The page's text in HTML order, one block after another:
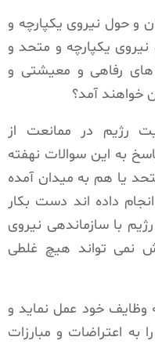
و حول نیروی یکپارچه و
یکپارچه و متحد و
های رفاهی و معیشتی و
خواهند آمد؟
رژیم در ممانعت از
به این سوالات نهفته
یا هم به میدان آمده
داده اند دست بکار
با سازماندهی نیروی
نمی تواند هیچ غلطی
وظایف خود عمل نماید و
به اعتراضات و مبارزات